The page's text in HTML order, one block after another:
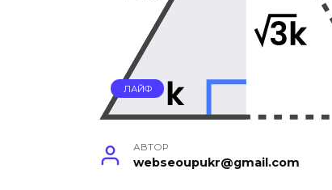
ЛАЙФ
АВТОР
webseoupukr@gmail.com